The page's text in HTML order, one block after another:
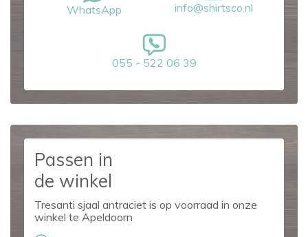
WhatsApp info@shirtsco.nl
055 - 522 06 39
Passen in
de winkel
Tresanti sjaal antraciet is op voorraad in onze
winkel te Apeldoorn